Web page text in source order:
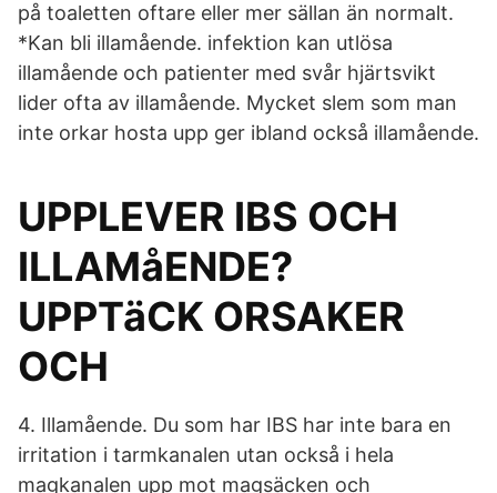
på toaletten oftare eller mer sällan än normalt.
*Kan bli illamående. infektion kan utlösa
illamående och patienter med svår hjärtsvikt
lider ofta av illamående. Mycket slem som man
inte orkar hosta upp ger ibland också illamående.
UPPLEVER IBS OCH
ILLAMåENDE?
UPPTäCK ORSAKER
OCH
4. Illamående. Du som har IBS har inte bara en
irritation i tarmkanalen utan också i hela
magkanalen upp mot magsäcken och